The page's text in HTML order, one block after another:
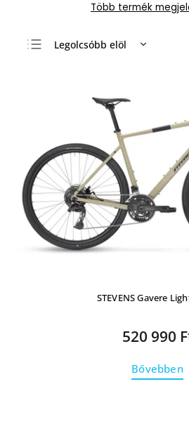
Több termék
Legolcsóbb elöl
termékek
ABC szerint
STEVENS Gavere
520 990
Bővebben